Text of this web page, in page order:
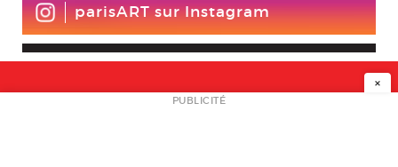
parisART sur Instagram
NEWSLETTER
×
PUBLICITÉ